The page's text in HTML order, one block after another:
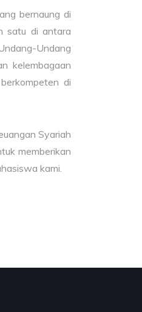
bernaung di
satu di antara
Undang
kelembagaan
di
Syariah
memberikan
kami.